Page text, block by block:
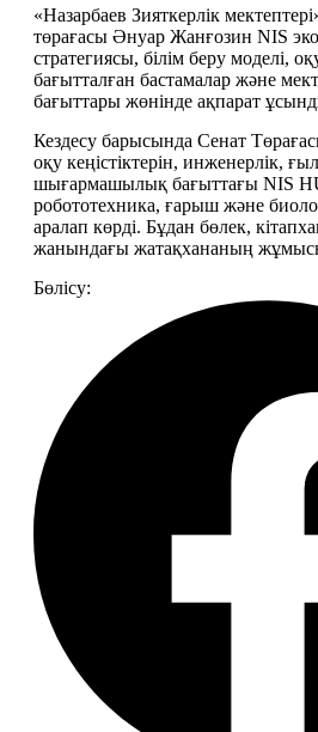
«Назарбаев Зияткерлік
төрағасы Әнуар Жанғозин NIS
стратегиясы, білім беру моделі,
бағытталған бастамалар және
бағыттары жөнінде ақпарат
Кездесу барысында Сенат
оқу кеңістіктерін, инженерлік,
шығармашылық бағыттағы NIS
робототехника, ғарыш және
аралап көрді. Бұдан бөлек,
жанындағы жатақхананың
Бөлісу: